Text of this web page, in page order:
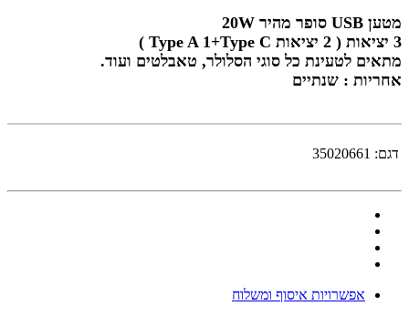
מטען USB סופר מהיר 20W
3 יציאות ( 2 יציאות Type A 1+Type C )
מתאים לטעינת כל סוגי הסלולר, טאבלטים ועוד.
אחריות : שנתיים
דגם: 35020661
אפשרויות איסוף ומשלוח